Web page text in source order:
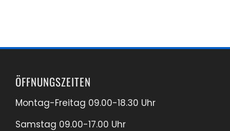
ÖFFNUNGSZEITEN
Montag-Freitag 09.00-18.30 Uhr
Samstag 09.00-17.00 Uhr